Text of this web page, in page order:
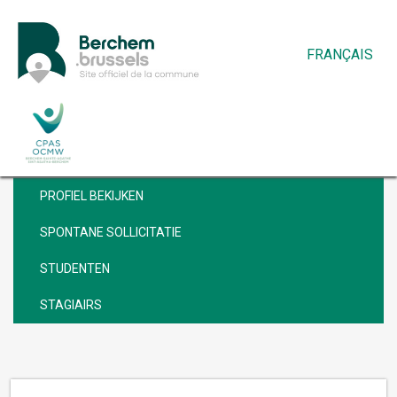
FRANÇAIS
VACATURES
PROFIEL BEKIJKEN
SPONTANE SOLLICITATIE
STUDENTEN
STAGIAIRS